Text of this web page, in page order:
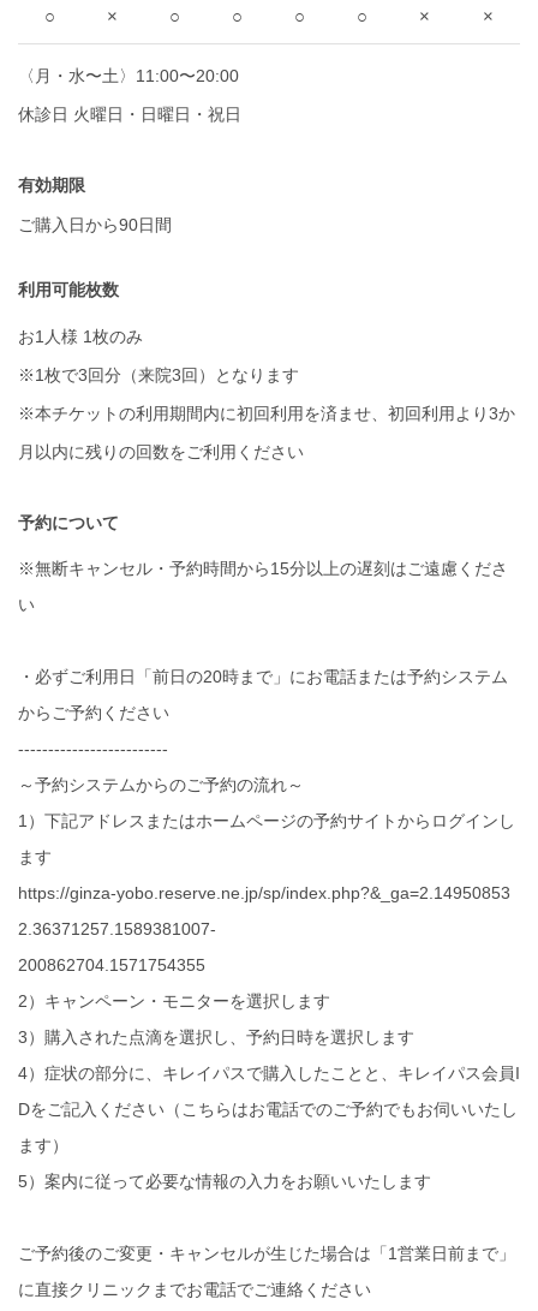
○ × ○ ○ ○ ○ × ×
〈月・水〜土〉11:00〜20:00
休診日 火曜日・日曜日・祝日
有効期限
ご購入日から90日間
利用可能枚数
お1人様 1枚のみ
※1枚で3回分（来院3回）となります
※本チケットの利用期間内に初回利用を済ませ、初回利用より3か
月以内に残りの回数をご利用ください
予約について
※無断キャンセル・予約時間から15分以上の遅刻はご遠慮くださ
い
・必ずご利用日「前日の20時まで」にお電話または予約システム
からご予約ください
-------------------------
～予約システムからのご予約の流れ～
1）下記アドレスまたはホームページの予約サイトからログインし
ます
https://ginza-yobo.reserve.ne.jp/sp/index.php?&_ga=2.14950853
2.36371257.1589381007-
200862704.1571754355
2）キャンペーン・モニターを選択します
3）購入された点滴を選択し、予約日時を選択します
4）症状の部分に、キレイパスで購入したことと、キレイパス会員I
Dをご記入ください（こちらはお電話でのご予約でもお伺いいたし
ます）
5）案内に従って必要な情報の入力をお願いいたします
ご予約後のご変更・キャンセルが生じた場合は「1営業日前まで」
に直接クリニックまでお電話でご連絡ください